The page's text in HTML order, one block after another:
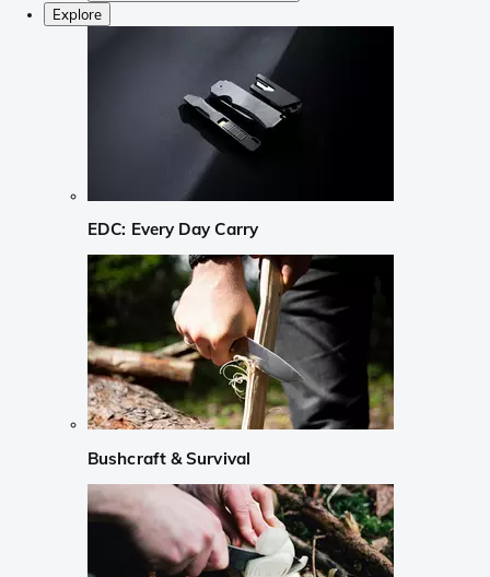
Explore
EDC: Every Day Carry
Bushcraft & Survival